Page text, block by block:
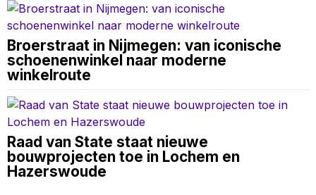
Broerstraat in Nijmegen: van iconische
schoenenwinkel naar moderne
winkelroute
Raad van State staat nieuwe
bouwprojecten toe in Lochem en
Hazerswoude